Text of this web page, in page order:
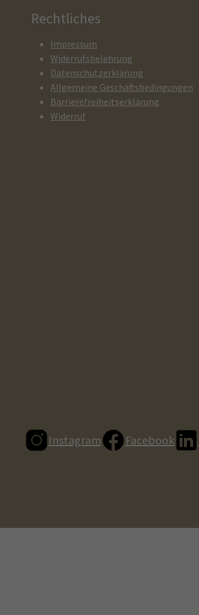
Rechtliches
Impressum
Widerrufsbelehrung
Datenschutzerklärung
Allgemeine Geschäftsbedingungen
Barrierefreiheitserklärung
Widerruf
Instagram Facebook